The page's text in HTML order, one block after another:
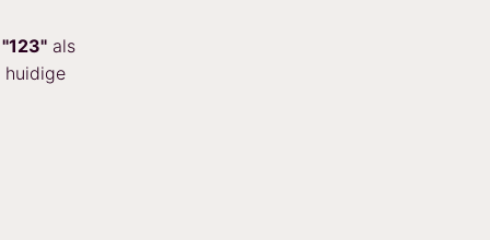
"123" als
huidige